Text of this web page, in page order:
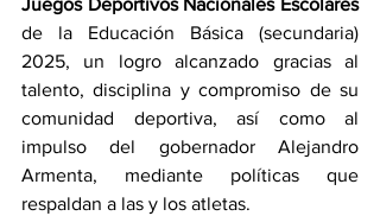
de la Educación Básica (secundaria)
2025, un logro alcanzado gracias al
talento, disciplina y compromiso de su
comunidad deportiva, así como al
impulso del gobernador Alejandro
Armenta, mediante políticas que
respaldan a las y los atletas.